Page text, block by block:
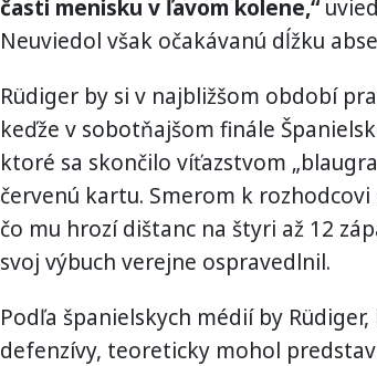
časti menisku v ľavom kolene,“
Neuviedol však očakávanú dĺžku
Rüdiger by si v najbližšom období
keďže v sobotňajšom finále
ktoré sa skončilo víťazstvom
červenú kartu. Smerom k
čo mu hrozí dištanc na štyri až 12
svoj výbuch verejne ospravedlnil.
Podľa španielskych médií by
defenzívy, teoreticky mohol